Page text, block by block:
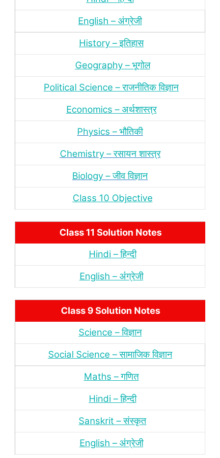
English – अंग्रेजी
History – इतिहास
Geography – भूगोल
Political Science – राजनीतिक विज्ञान
Economics – अर्थशास्‍त्र
Physics – भौतिकी
Chemistry – रसायन शास्‍त्र
Biology – जीव विज्ञान
Class 10 Objective
Class 11 Solution Notes
Hindi – हिन्‍दी
English – अंंग्रेजी
Class 9 Solution Notes
Science – विज्ञान
Social Science – सामाजिक विज्ञान
Maths – गणित
Hindi – हिन्‍दी
Sanskrit – संस्‍कृत
English – अंंग्रेजी